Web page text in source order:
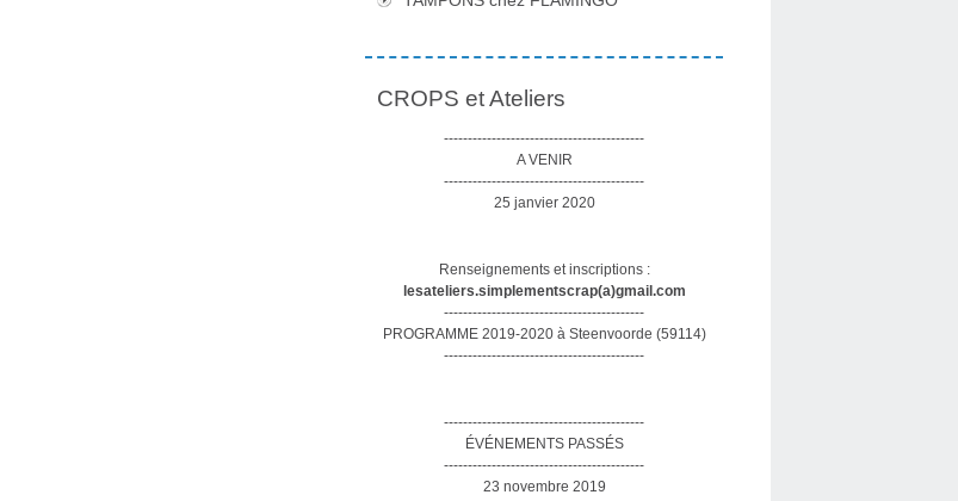
CROPS et Ateliers
------------------------------------------
A VENIR
------------------------------------------
25 janvier 2020
Renseignements et inscriptions :
lesateliers.simplementscrap(a)gmail.com
------------------------------------------
PROGRAMME 2019-2020 à Steenvoorde (59114)
------------------------------------------
------------------------------------------
ÉVÉNEMENTS PASSÉS
------------------------------------------
23 novembre 2019